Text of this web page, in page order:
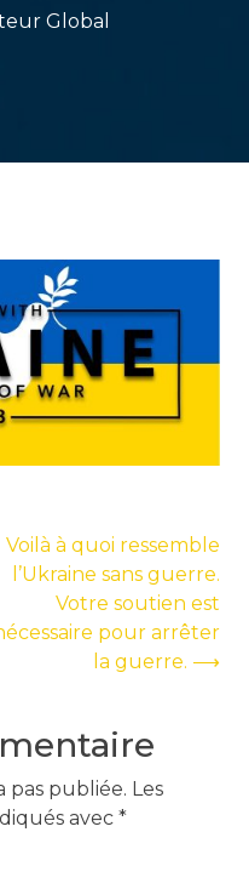
Global
Voilà à quoi ressemble
l’Ukraine sans guerre.
Votre soutien est
pour arrêter
la guerre. ⟶
pas publiée. Les
avec *